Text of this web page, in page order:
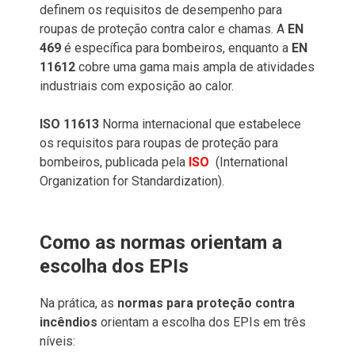
definem os requisitos de desempenho para
roupas de proteção contra calor e chamas. A EN
469 é específica para bombeiros, enquanto a EN
11612 cobre uma gama mais ampla de atividades
industriais com exposição ao calor.
ISO 11613 Norma internacional que estabelece
os requisitos para roupas de proteção para
bombeiros, publicada pela ISO (International
Organization for Standardization).
Como as normas orientam a
escolha dos EPIs
Na prática, as normas para proteção contra
incêndios orientam a escolha dos EPIs em três
níveis: